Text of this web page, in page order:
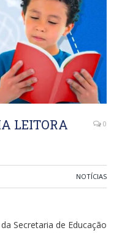
LEITORA
0
NOTÍCIAS
Secretaria de Educação